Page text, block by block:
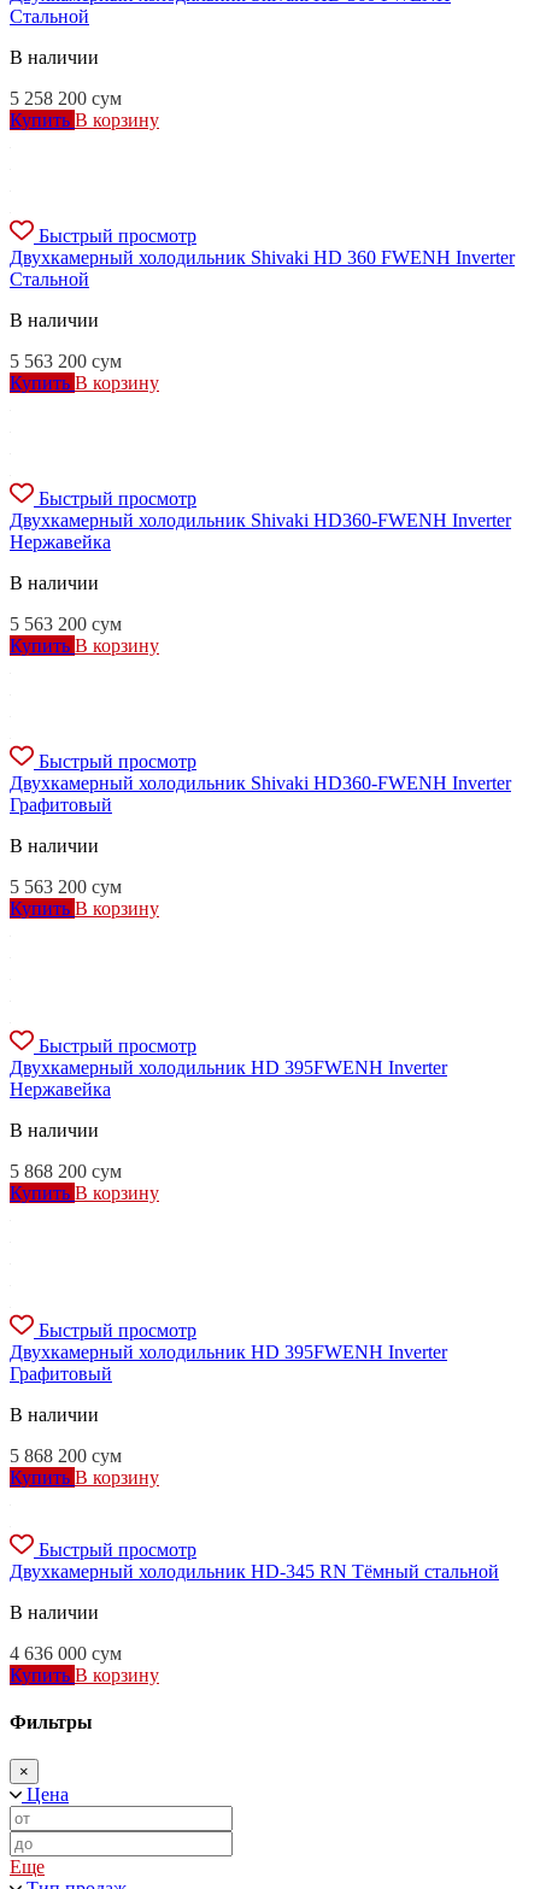
Стальной
В наличии
5 258 200 сум
Купить В корзину
Быстрый просмотр
Двухкамерный холодильник Shivaki HD 360 FWENH Inverter
Стальной
В наличии
5 563 200 сум
Купить В корзину
Быстрый просмотр
Двухкамерный холодильник Shivaki HD360-FWENH Inverter
Нержавейка
В наличии
5 563 200 сум
Купить В корзину
Быстрый просмотр
Двухкамерный холодильник Shivaki HD360-FWENH Inverter
Графитовый
В наличии
5 563 200 сум
Купить В корзину
Быстрый просмотр
Двухкамерный холодильник HD 395FWENH Inverter
Нержавейка
В наличии
5 868 200 сум
Купить В корзину
Быстрый просмотр
Двухкамерный холодильник HD 395FWENH Inverter
Графитовый
В наличии
5 868 200 сум
Купить В корзину
Быстрый просмотр
Двухкамерный холодильник HD-345 RN Тёмный стальной
В наличии
4 636 000 сум
Купить В корзину
Фильтры
×
Цена
Еще